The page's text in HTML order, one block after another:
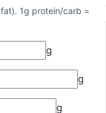
1g protein/carb =
g
g
g